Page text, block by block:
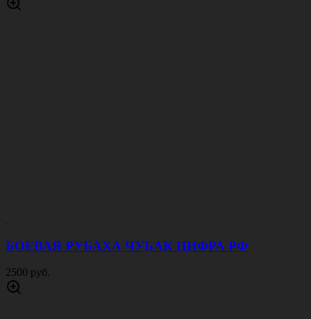
БОЕВАЯ РУБАХА ЧУБАК ЦИФРА РФ
2500 руб.